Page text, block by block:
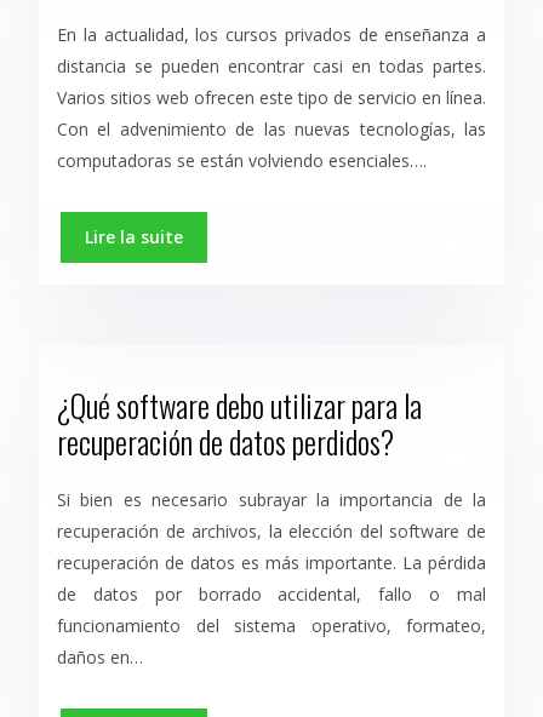
En la actualidad, los cursos privados de enseñanza a
distancia se pueden encontrar casi en todas partes.
Varios sitios web ofrecen este tipo de servicio en línea.
Con el advenimiento de las nuevas tecnologías, las
computadoras se están volviendo esenciales….
Lire la suite
¿Qué software debo utilizar para la
recuperación de datos perdidos?
Si bien es necesario subrayar la importancia de la
recuperación de archivos, la elección del software de
recuperación de datos es más importante. La pérdida
de datos por borrado accidental, fallo o mal
funcionamiento del sistema operativo, formateo,
daños en…